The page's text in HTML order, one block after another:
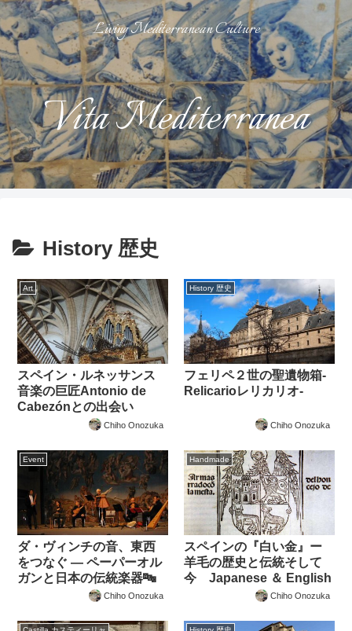
Living Mediterranean Culture
Vita Mediterranea
History 歴史
Art
スペイン・ルネッサンス
音楽の巨匠Antonio de
Cabezónとの出会い
Chiho Onozuka
History 歴史
フェリペ２世の聖遺物箱‐
Relicarioレリカリオ‐
Chiho Onozuka
Event
ダ・ヴィンチの音、東西
をつなぐ — ペーパーオル
ガンと日本の伝統楽器🔤
Chiho Onozuka
Handmade
スペインの『白い金』ー
羊毛の歴史と伝統そして
今 Japanese ＆ English
Chiho Onozuka